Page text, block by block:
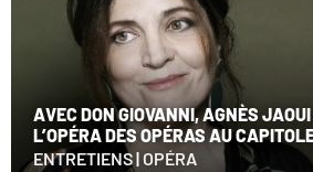
AVEC DON GIOVANNI, AGNÈS
L’OPÉRA DES OPÉRAS AU
ENTRETIENS|OPÉRA